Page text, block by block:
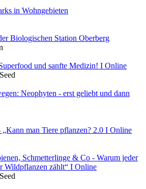
in Wohngebieten
Biologischen Station Oberberg
und sanfte Medizin! I Online
Neophyten - erst geliebt und dann
man Tiere pflanzen? 2.0 I Online
Schmetterlinge & Co - Warum jeder
Wildpflanzen zählt“ I Online